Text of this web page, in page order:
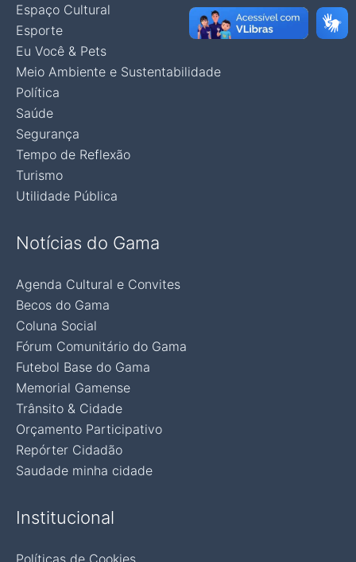
Espaço Cultural
Esporte
Eu Você & Pets
Meio Ambiente e Sustentabilidade
Política
Saúde
Segurança
Tempo de Reflexão
Turismo
Utilidade Pública
Notícias do Gama
Agenda Cultural e Convites
Becos do Gama
Coluna Social
Fórum Comunitário do Gama
Futebol Base do Gama
Memorial Gamense
Trânsito & Cidade
Orçamento Participativo
Repórter Cidadão
Saudade minha cidade
Institucional